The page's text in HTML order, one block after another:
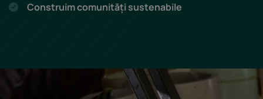
Construim comunități sustenabile